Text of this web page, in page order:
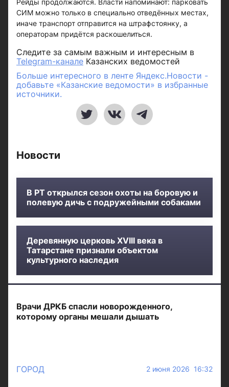
Рейды продолжаются. Власти напоминают: парковать
СИМ можно только в специально отведённых местах,
иначе транспорт отправится на штрафстоянку, а
операторам придётся раскошелиться.
Следите за самым важным и интересным в
Telegram-канале Казанских ведомостей
Больше интересного в ленте Яндекс.Новости -
добавьте «Казанские ведомости» в избранные
источники.
Новости
В РТ открылся сезон охоты на боровую и
полевую дичь с подружейными собаками
Деревянную церковь XVIII века в
Татарстане признали объектом
культурного наследия
Врачи ДРКБ спасли новорожденного,
которому органы мешали дышать
ГОРОД 2 июня 2026 16:32